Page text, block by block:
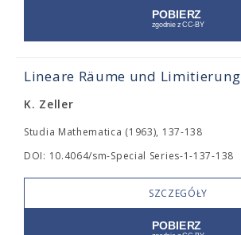
Lineare Räume und Limitierung
K. Zeller
Studia Mathematica (1963), 137-138
DOI: 10.4064/sm-Special Series-1-137-138
SZCZEGÓŁY